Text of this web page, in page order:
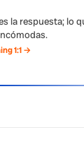
la respuesta; lo
1:1 →